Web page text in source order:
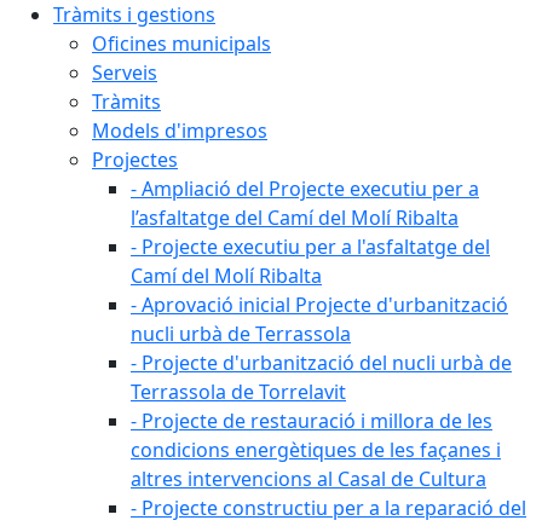
Tràmits i gestions
Oficines municipals
Serveis
Tràmits
Models d'impresos
Projectes
- Ampliació del Projecte executiu per a
l’asfaltatge del Camí del Molí Ribalta
- Projecte executiu per a l'asfaltatge del
Camí del Molí Ribalta
- Aprovació inicial Projecte d'urbanització
nucli urbà de Terrassola
- Projecte d'urbanització del nucli urbà de
Terrassola de Torrelavit
- Projecte de restauració i millora de les
condicions energètiques de les façanes i
altres intervencions al Casal de Cultura
- Projecte constructiu per a la reparació del